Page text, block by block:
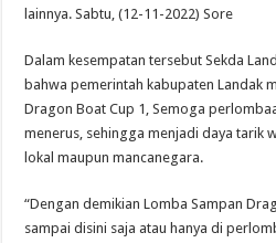
lainnya. Sabtu, (12-11-2022) Sore
Dalam kesempatan tersebut Sekda
bahwa pemerintah kabupaten Landak
Dragon Boat Cup 1, Semoga
menerus, sehingga menjadi daya tarik
lokal maupun mancanegara.
“Dengan demikian Lomba Sampan
sampai disini saja atau hanya di